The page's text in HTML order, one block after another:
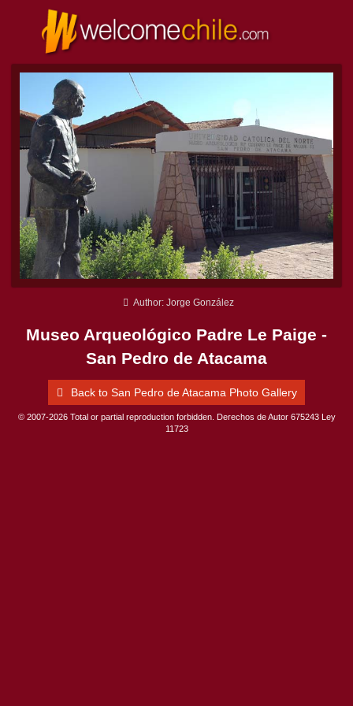
Author: Jorge González
Museo Arqueológico Padre Le Paige -
San Pedro de Atacama
Back to San Pedro de Atacama Photo Gallery
© 2007-2026 Total or partial reproduction forbidden. Derechos de Autor 675243 Ley
11723